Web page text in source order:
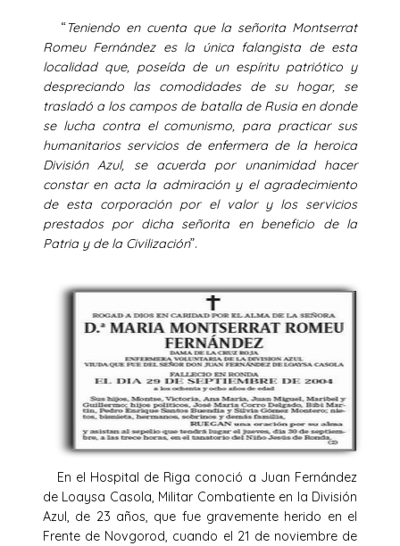
“Teniendo en cuenta que la señorita Montserrat
Romeu Fernández es la única falangista de esta
localidad que, poseída de un espíritu patriótico y
despreciando las comodidades de su hogar, se
trasladó a los campos de batalla de Rusia en donde
se lucha contra el comunismo, para practicar sus
humanitarios servicios de enfermera de la heroica
División Azul, se acuerda por unanimidad hacer
constar en acta la admiración y el agradecimiento
de esta corporación por el valor y los servicios
prestados por dicha señorita en beneficio de la
Patria y de la Civilización”.
En el Hospital de Riga conoció a Juan Fernández
de Loaysa Casola, Militar Combatiente en la División
Azul, de 23 años, que fue gravemente herido en el
Frente de Novgorod, cuando el 21 de noviembre de